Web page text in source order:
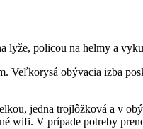
lyže, policou na helmy a
Veľkorysá obývacia izba
jedna trojlôžková a v
wifi. V prípade potreby